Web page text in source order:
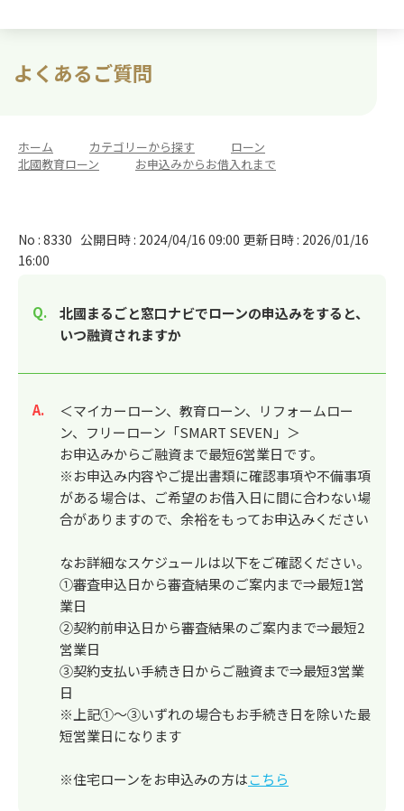
よくあるご質問
ホーム カテゴリーから探す ローン
北國教育ローン
お申込みからお借入れまで
No : 8330 公開日時 : 2024/04/16 09:00 更新日時 : 2026/01/16
16:00
北國まるごと窓口ナビでローンの申込みをすると、
いつ融資されますか
回答
＜マイカーローン、教育ローン、リフォームロー
ン、フリーローン「SMART SEVEN」＞
お申込みからご融資まで最短6営業日です。
※お申込み内容やご提出書類に確認事項や不備事項
がある場合は、ご希望のお借入日に間に合わない場
合がありますので、余裕をもってお申込みください
なお詳細なスケジュールは以下をご確認ください。
①審査申込日から審査結果のご案内まで⇒最短1営
業日
②契約前申込日から審査結果のご案内まで⇒最短2
営業日
③契約支払い手続き日からご融資まで⇒最短3営業
日
※上記①～③いずれの場合もお手続き日を除いた最
短営業日になります
※住宅ローンをお申込みの方はこちら